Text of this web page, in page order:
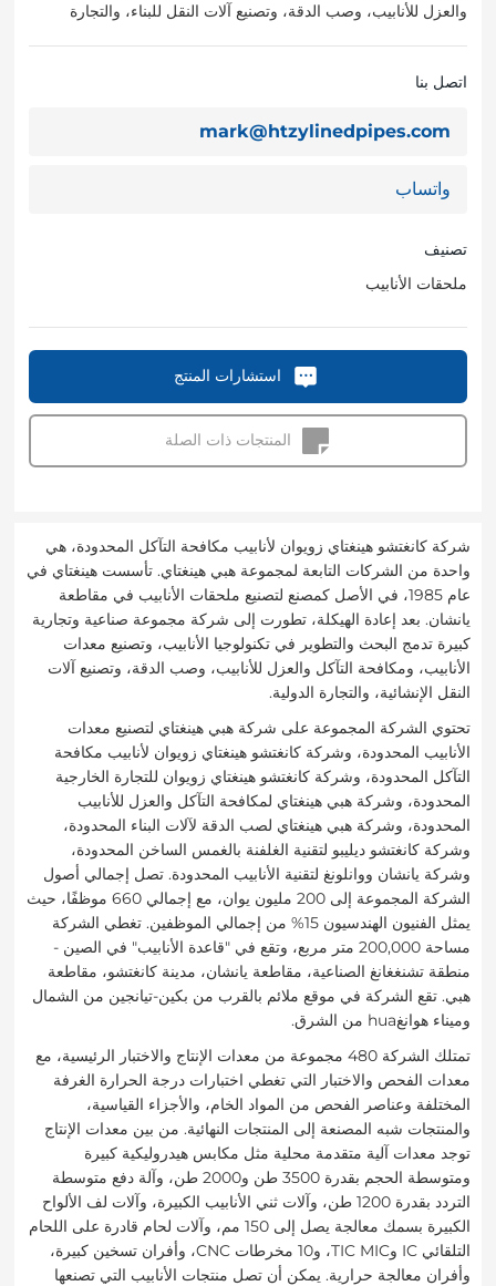
شركة كانغتشو هينغتاي زويوان لأنابيب مكافحة التآكل المحدودة، هي
واحدة من الشركات التابعة لمجموعة هبي هينغتاي. تأسست هينغتاي في
عام 1985، في الأصل كمصنع لتصنيع ملحقات الأنابيب في مقاطعة
يانشان. بعد إعادة الهيكلة، تطورت إلى شركة مجموعة صناعية وتجارية
كبيرة تدمج البحث والتطوير في تكنولوجيا الأنابيب، وتصنيع معدات
الأنابيب، ومكافحة التآكل والعزل للأنابيب، وصب الدقة، وتصنيع آلات
النقل الإنشائية، والتجارة الدولية.
تحتوي الشركة المجموعة على شركة هبي هينغتاي لتصنيع معدات
الأنابيب المحدودة، وشركة كانغتشو هينغتاي زويوان لأنابيب مكافحة
التآكل المحدودة، وشركة كانغتشو هينغتاي زويوان للتجارة الخارجية
المحدودة، وشركة هبي هينغتاي لمكافحة التآكل والعزل للأنابيب
المحدودة، وشركة هبي هينغتاي لصب الدقة لآلات البناء المحدودة،
وشركة كانغتشو ديليبو لتقنية الغلفنة بالغمس الساخن المحدودة،
وشركة يانشان ووانلونغ لتقنية الأنابيب المحدودة. تصل إجمالي أصول
الشركة المجموعة إلى 200 مليون يوان، مع إجمالي 660 موظفًا، حيث
يمثل الفنيون الهندسيون 15% من إجمالي الموظفين. تغطي الشركة
مساحة 200,000 متر مربع، وتقع في "قاعدة الأنابيب" في الصين -
منطقة تشنغغانغ الصناعية، مقاطعة يانشان، مدينة كانغتشو، مقاطعة
هبي. تقع الشركة في موقع ملائم بالقرب من بكين-تيانجين من الشمال
وميناء هوانغhua من الشرق.
تمتلك الشركة 480 مجموعة من معدات الإنتاج والاختبار الرئيسية، مع
معدات الفحص والاختبار التي تغطي اختبارات درجة الحرارة الغرفة
المختلفة وعناصر الفحص من المواد الخام، والأجزاء القياسية،
والمنتجات شبه المصنعة إلى المنتجات النهائية. من بين معدات الإنتاج
توجد معدات آلية متقدمة محلية مثل مكابس هيدروليكية كبيرة
ومتوسطة الحجم بقدرة 3500 طن و2000 طن، وآلة دفع متوسطة
التردد بقدرة 1200 طن، وآلات ثني الأنابيب الكبيرة، وآلات لف الألواح
الكبيرة بسمك معالجة يصل إلى 150 مم، وآلات لحام قادرة على اللحام
التلقائي IC وTIC MIC، و10 مخرطات CNC، وأفران تسخين كبيرة،
وأفران معالجة حرارية. يمكن أن تصل منتجات الأنابيب التي تصنعها
والعزل للأنابيب، وصب الدقة، وتصنيع آلات النقل للبناء، والتجارة
اتصل بنا
mark@htzylinedpipes.com
واتساب
تصنيف
ملحقات الأنابيب
استشارات المنتج
المنتجات ذات الصلة